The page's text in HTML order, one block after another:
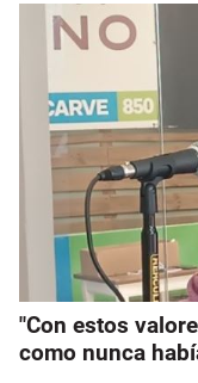
"Con estos
como nunca